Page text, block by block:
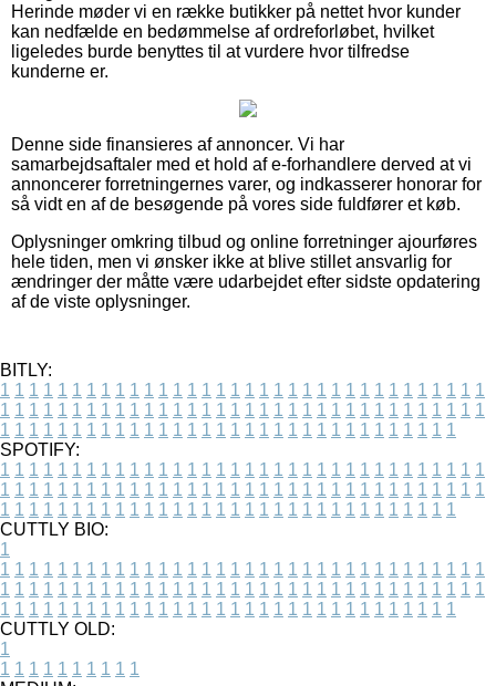
Herinde møder vi en række butikker på nettet hvor kunder
kan nedfælde en bedømmelse af ordreforløbet, hvilket
ligeledes burde benyttes til at vurdere hvor tilfredse
kunderne er.
Denne side finansieres af annoncer. Vi har
samarbejdsaftaler med et hold af e-forhandlere derved at vi
annoncerer forretningernes varer, og indkasserer honorar for
så vidt en af de besøgende på vores side fuldfører et køb.
Oplysninger omkring tilbud og online forretninger ajourføres
hele tiden, men vi ønsker ikke at blive stillet ansvarlig for
ændringer der måtte være udarbejdet efter sidste opdatering
af de viste oplysninger.
BITLY:
1 1 1 1 1 1 1 1 1 1 1 1 1 1 1 1 1 1 1 1 1 1 1 1 1 1 1 1 1 1 1 1 1 1
1 1 1 1 1 1 1 1 1 1 1 1 1 1 1 1 1 1 1 1 1 1 1 1 1 1 1 1 1 1 1 1 1 1
1 1 1 1 1 1 1 1 1 1 1 1 1 1 1 1 1 1 1 1 1 1 1 1 1 1 1 1 1 1 1 1
SPOTIFY:
1 1 1 1 1 1 1 1 1 1 1 1 1 1 1 1 1 1 1 1 1 1 1 1 1 1 1 1 1 1 1 1 1 1
1 1 1 1 1 1 1 1 1 1 1 1 1 1 1 1 1 1 1 1 1 1 1 1 1 1 1 1 1 1 1 1 1 1
1 1 1 1 1 1 1 1 1 1 1 1 1 1 1 1 1 1 1 1 1 1 1 1 1 1 1 1 1 1 1 1
CUTTLY BIO:
1
1 1 1 1 1 1 1 1 1 1 1 1 1 1 1 1 1 1 1 1 1 1 1 1 1 1 1 1 1 1 1 1 1 1
1 1 1 1 1 1 1 1 1 1 1 1 1 1 1 1 1 1 1 1 1 1 1 1 1 1 1 1 1 1 1 1 1 1
1 1 1 1 1 1 1 1 1 1 1 1 1 1 1 1 1 1 1 1 1 1 1 1 1 1 1 1 1 1 1 1
CUTTLY OLD:
1
1 1 1 1 1 1 1 1 1 1